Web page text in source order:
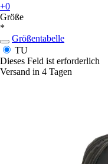
+0
Größe
*
Größentabelle
TU
Dieses Feld ist erforderlich
Versand in 4 Tagen